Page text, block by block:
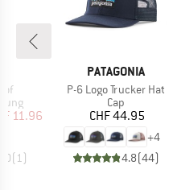
Preis
11.96
(1)
MARKE
PATAGONIA
Artikel
P-6 Logo Trucker Hat
Produktgruppe
Cap
Preis
CHF 44.95
+4
4.8(44)